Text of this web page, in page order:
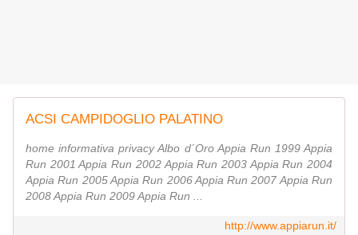
ACSI CAMPIDOGLIO PALATINO
home informativa privacy Albo d´Oro Appia Run 1999 Appia
Run 2001 Appia Run 2002 Appia Run 2003 Appia Run 2004
Appia Run 2005 Appia Run 2006 Appia Run 2007 Appia Run
2008 Appia Run 2009 Appia Run ...
http://www.appiarun.it/